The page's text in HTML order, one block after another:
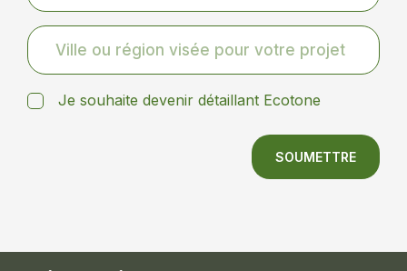
Je souhaite devenir détaillant Ecotone
SOUMETTRE